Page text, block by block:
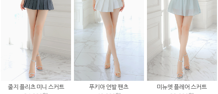
줄지 플리츠 미니 스커트
푸키아 언발 팬츠
미뉴엣 플레어 스커트